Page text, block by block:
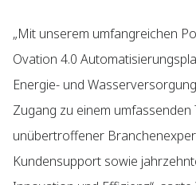
„Mit unserem umfangreichen
Ovation 4.0
Energie- und
Zugang zu einem
unübertroffener
Kundensupport sowie